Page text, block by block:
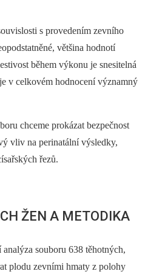
s provedením zevního
většina hodnotí
během výkonu je snesitelná
v celkovém hodnocení významný
chceme prokázat bezpečnost
vliv na perinatální výsledky,
řezů.
ŽEN A METODIKA
souboru 638 těhotných,
plodu zevními hmaty z polohy